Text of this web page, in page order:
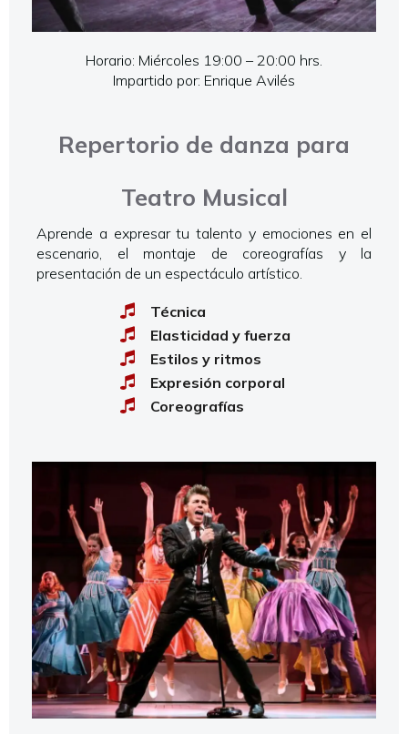
Horario: Miércoles 19:00 – 20:00 hrs.
Impartido por: Enrique Avilés
Repertorio de danza para
Teatro Musical
Aprende a expresar tu talento y emociones en el
escenario, el montaje de coreografías y la
presentación de un espectáculo artístico.
Técnica
Elasticidad y fuerza
Estilos y ritmos
Expresión corporal
Coreografías